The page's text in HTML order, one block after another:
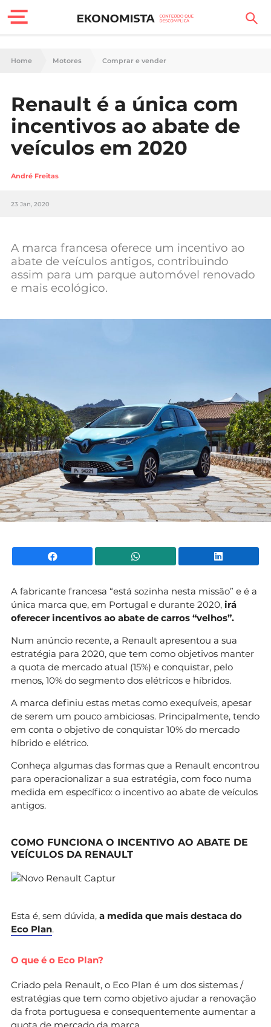
Finanças Pessoais
Carreira
Casa
Lifestyle
Sociedade
Negócios
Mundial 2026
Home Motores Comprar e vender
Renault é a única com
incentivos ao abate de
veículos em 2020
André Freitas
23 Jan, 2020
A marca francesa oferece um incentivo ao
abate de veículos antigos, contribuindo
assim para um parque automóvel renovado
e mais ecológico.
Facebook WhatsApp
A fabricante francesa “está sozinha nesta missão” e é a
única marca que, em Portugal e durante 2020, irá
oferecer incentivos ao abate de carros “velhos”.
Num anúncio recente, a Renault apresentou a sua
estratégia para 2020, que tem como objetivos manter
a quota de mercado atual (15%) e conquistar, pelo
menos, 10% do segmento dos elétricos e híbridos.
A marca definiu estas metas como exequíveis, apesar
de serem um pouco ambiciosas. Principalmente, tendo
em conta o objetivo de conquistar 10% do mercado
híbrido e elétrico.
Conheça algumas das formas que a Renault encontrou
para operacionalizar a sua estratégia, com foco numa
medida em específico: o incentivo ao abate de veículos
antigos.
COMO FUNCIONA O INCENTIVO AO ABATE DE
VEÍCULOS DA RENAULT
Esta é, sem dúvida, a medida que mais destaca do
Eco Plan.
O que é o Eco Plan?
Criado pela Renault, o Eco Plan é um dos sistemas /
estratégias que tem como objetivo ajudar a renovação
da frota portuguesa e consequentemente aumentar a
quota de mercado da marca.